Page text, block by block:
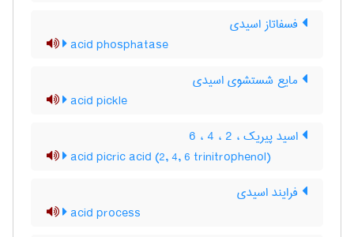
فسفاتاز اسیدی
acid phosphatase
مایع شستشوی اسیدی
acid pickle
اسید پیریک ، 2 ، 4 ، 6
acid picric acid (2, 4, 6 trinitrophenol)
فرایند اسیدی
acid process